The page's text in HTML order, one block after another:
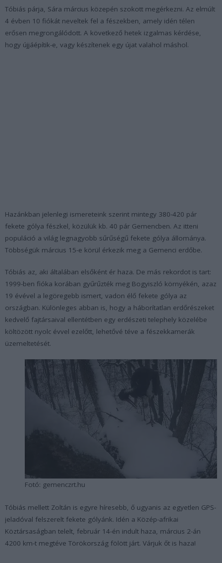
Tóbiás párja, Sára március közepén szokott megérkezni. Az elmúlt
4 évben 10 fiókát neveltek fel a fészekben, amely idén télen
erősen megrongálódott. A következő hetek izgalmas kérdése,
hogy újjáépítik-e, vagy készítenek egy újat valahol máshol.
Hazánkban jelenlegi ismereteink szerint mintegy 380-420 pár
fekete gólya fészkel, közülük kb. 40 pár Gemencben. Az itteni
populáció a világ legnagyobb sűrűségű fekete gólya állománya.
Többségük március 15-e körül érkezik meg a Gemenci erdőbe.
Tóbiás az, aki általában elsőként ér haza. De más rekordot is tart:
1999-ben fióka korában gyűrűzték meg Bogyiszló környékén, azaz
19 évével a legöregebb ismert, vadon élő fekete gólya az
országban. Különleges abban is, hogy a háborítatlan erdőrészeket
kedvelő fajtársaival ellentétben egy erdészeti telephely közelébe
költözött nyolc évvel ezelőtt, lehetővé téve a fészekkamerák
üzemeltetését.
Fotó: gemenczrt.hu
Tóbiás mellett Zoltán is egyre híresebb, ő ugyanis az egyetlen GPS-
jeladóval felszerelt fekete gólyánk. Idén a Közép-afrikai
Köztársaságban telelt, február 14-én indult haza, március 2-án
4200 km-t megtéve Törökország fölött járt. Várjuk őt is haza!